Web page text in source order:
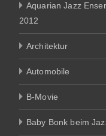
Aquarian Jazz
2012
Architektur
Automobile
B-Movie
Baby Bonk beim